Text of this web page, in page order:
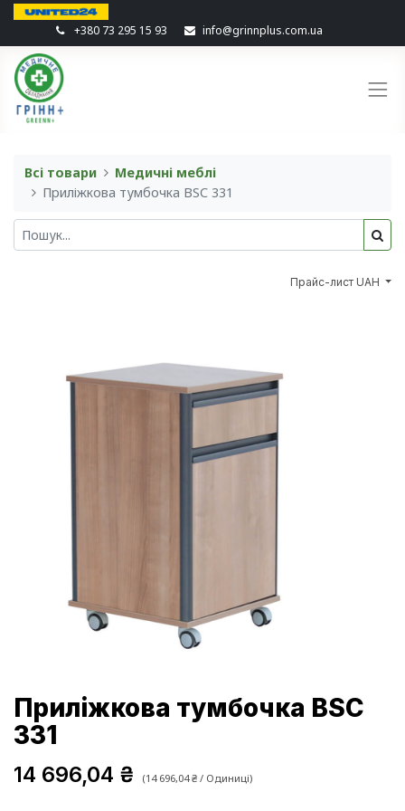
+380 73 295 15 93 info@grinnplus.com.ua
Всі товари
Медичні меблі
Приліжкова тумбочка BSC 331
Прайс-лист UAH
Приліжкова тумбочка BSC
331
14 696,04 ₴ (14 696,04₴ / Одиниці)